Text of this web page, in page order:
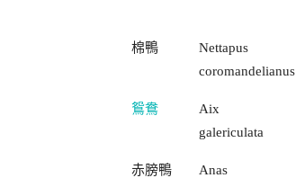
棉鴨
Nettapus
coromandelianus
鴛鴦
Aix
galericulata
赤膀鴨
Anas